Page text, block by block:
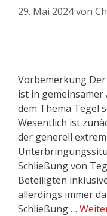
29. Mai 2024von
Vorbemerkung
ist in
dem Thema Tegel
Wesentlich ist
der generell
Schließung von
Beteiligten
allerdings immer
Schließung …